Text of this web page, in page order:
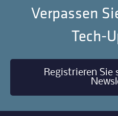
Verpassen
Tech-
Registrieren Sie